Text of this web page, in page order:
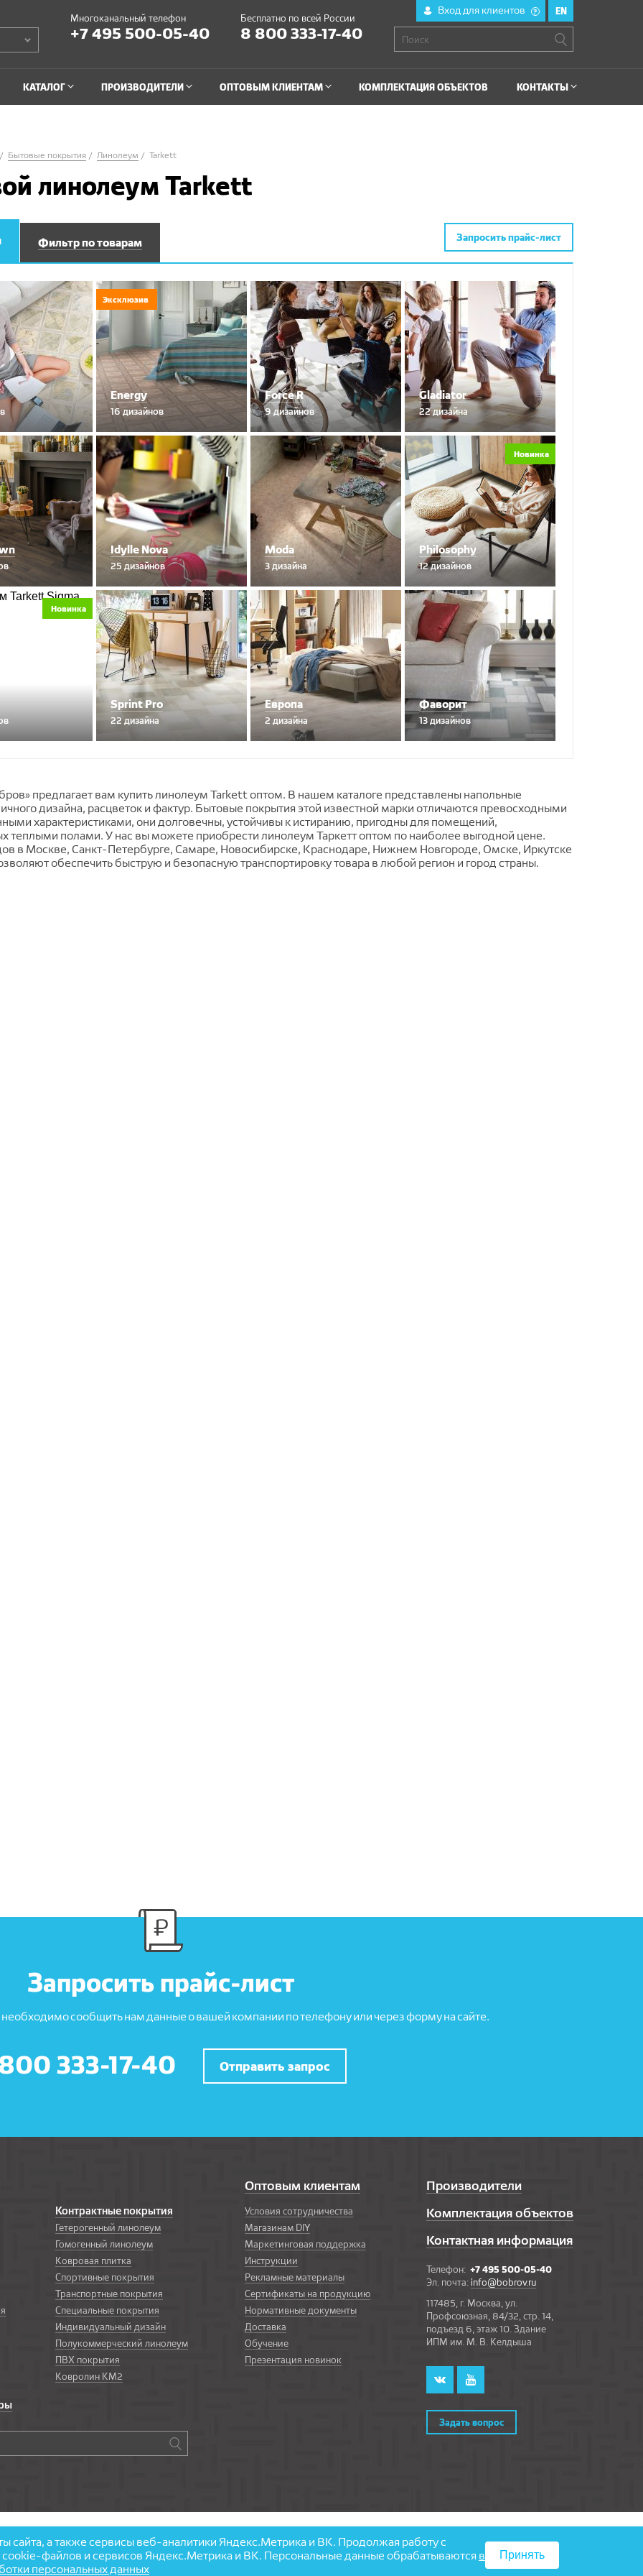
Многоканальный телефон
+7 495 500-05-40
Бесплатно по всей России
8 800 333-17-40
Вход для клиентов ? EN
КАТАЛОГ ПРОИЗВОДИТЕЛИ ОПТОВЫМ КЛИЕНТАМ КОМПЛЕКТАЦИЯ ОБЪЕКТОВ КОНТАКТЫ
Бытовые покрытия Линолеум Tarkett
линолеум Tarkett
Фильтр по товарам
Energy
16 дизайнов
Эксклюзив
Force R
9 дизайнов
Gladiator
22 дизайна
Idylle Nova
25 дизайнов
Moda
3 дизайна
Philosophy
12 дизайнов
Новинка
Новинка
Sprint Pro
22 дизайна
Европа
2 дизайна
Фаворит
13 дизайнов
Запросить прайс-лист
предлагает вам купить линолеум Tarkett оптом. В нашем каталоге представлены напольные
дизайна, расцветок и фактур. Бытовые покрытия этой известной марки отличаются превосходными
характеристиками, они долговечны, устойчивы к истиранию, пригодны для помещений,
теплыми полами. У нас вы можете приобрести линолеум Таркетт оптом по наиболее выгодной цене.
в Москве, Санкт-Петербурге, Самаре, Новосибирске, Краснодаре, Нижнем Новгороде, Омске, Иркутске
обеспечить быструю и безопасную транспортировку товара в любой регион и город страны.
Запросить прайс-лист
сообщить нам данные о вашей компании по телефону или через форму на сайте.
333-17-40 Отправить запрос
Контрактные покрытия
Гетерогенный линолеум
Гомогенный линолеум
Ковровая плитка
Спортивные покрытия
Транспортные покрытия
Специальные покрытия
Индивидуальный дизайн
Полукоммерческий линолеум
ПВХ покрытия
Ковролин КМ2
Оптовым клиентам
Условия сотрудничества
Магазинам DIY
Маркетинговая поддержка
Инструкции
Рекламные материалы
Сертификаты на продукцию
Нормативные документы
Доставка
Обучение
Презентация новинок
Производители
Комплектация объектов
Контактная информация
Телефон:+7 495 500-05-40
Эл. почта: info@bobrov.ru
117485, г. Москва, ул.
Профсоюзная, 84/32, стр. 14,
подъезд 6, этаж 10. Здание
ИПМ им. М. В. Келдыша
Задать вопрос
сайта, а также сервисы веб-аналитики Яндекс.Метрика и ВК. Продолжая работу с
cookie-файлов и сервисов Яндекс.Метрика и ВК. Персональные данные обрабатываются в
персональных данных
Принять